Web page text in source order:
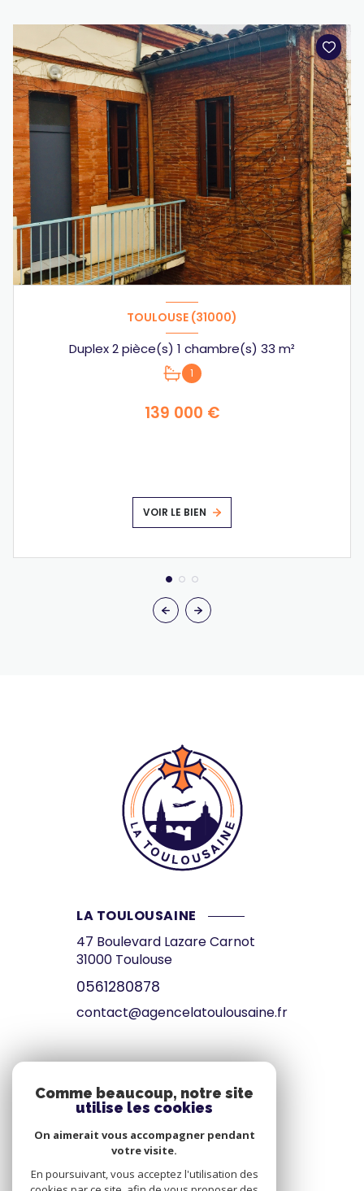
TOULOUSE (31000)
Duplex 2 pièce(s) 1 chambre(s) 33 m²
1
139 000 €
VOIR LE BIEN
LA TOULOUSAINE
47 Boulevard Lazare Carnot
31000 Toulouse
0561280878
contact@agencelatoulousaine.fr
Espace propriétaire
Comme beaucoup, notre site
utilise les cookies
On aimerait vous accompagner pendant
votre visite.
En poursuivant, vous acceptez l'utilisation des